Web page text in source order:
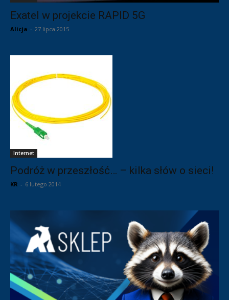
Exatel w projekcie RAPID 5G
Alicja - 27 lipca 2015
Internet
Podróż w przeszłość… – kilka słów o sieci!
KR - 6 lutego 2014